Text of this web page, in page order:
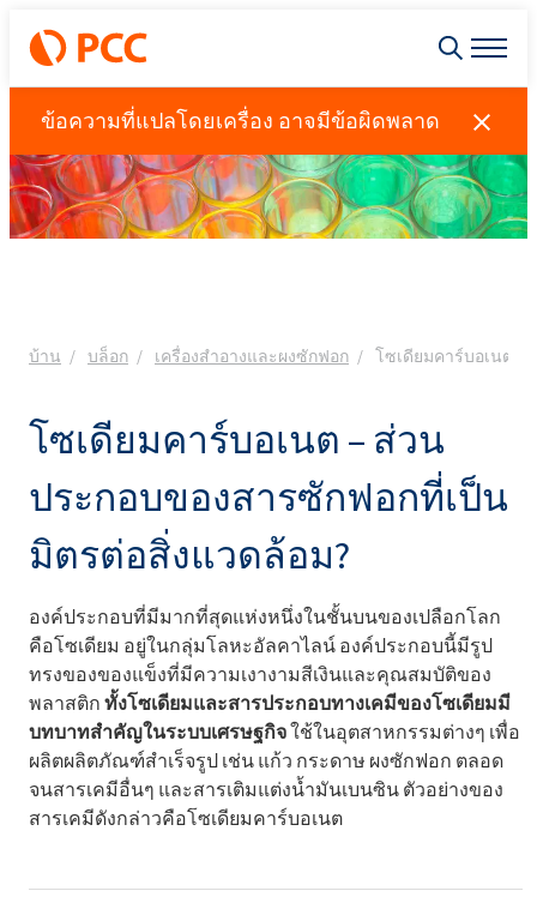
ข้อความที่แปลโดยเครื่อง อาจมีข้อผิดพลาด
บ้าน บล็อก เครื่องสำอางและผงซักฟอก โซเดียมคาร์บอเนต –
โซเดียมคาร์บอเนต – ส่วน
ประกอบของสารซักฟอกที่เป็น
มิตรต่อสิ่งแวดล้อม?
องค์ประกอบที่มีมากที่สุดแห่งหนึ่งในชั้นบนของเปลือกโลก
คือโซเดียม อยู่ในกลุ่มโลหะอัลคาไลน์ องค์ประกอบนี้มีรูป
ทรงของของแข็งที่มีความเงางามสีเงินและคุณสมบัติของ
พลาสติกทั้งโซเดียมและสารประกอบทางเคมีของโซเดียมมี
บทบาทสำคัญในระบบเศรษฐกิจใช้ในอุตสาหกรรมต่างๆ เพื่อ
ผลิตผลิตภัณฑ์สำเร็จรูป เช่น แก้ว กระดาษ ผงซักฟอก ตลอด
จนสารเคมีอื่นๆ และสารเติมแต่งน้ำมันเบนซิน ตัวอย่างของ
สารเคมีดังกล่าวคือโซเดียมคาร์บอเนต